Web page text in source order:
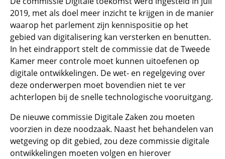
2019, met als doel meer inzicht te krijgen in de manier
waarop het parlement zijn kennispositie op het
gebied van digitalisering kan versterken en benutten.
In het eindrapport stelt de commissie dat de Tweede
Kamer meer controle moet kunnen uitoefenen op
digitale ontwikkelingen. De wet- en regelgeving over
deze onderwerpen moet bovendien niet te ver
achterlopen bij de snelle technologische vooruitgang.
De nieuwe commissie Digitale Zaken zou moeten
voorzien in deze noodzaak. Naast het behandelen van
wetgeving op dit gebied, zou deze commissie digitale
ontwikkelingen moeten volgen en hierover